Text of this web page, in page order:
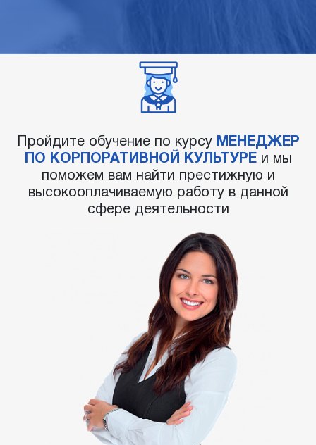
Пройдите обучение по курсу МЕНЕДЖЕР
ПО КОРПОРАТИВНОЙ КУЛЬТУРЕи мы
поможем вам найти престижную и
высокооплачиваемую работу в данной
сфере деятельности